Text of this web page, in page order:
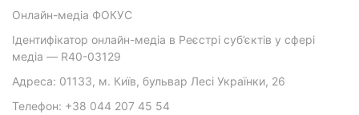
Онлайн-медіа ФОКУС
Ідентифікатор онлайн-медіа в Реєстрі суб’єктів у сфері
медіа — R40-03129
Адреса: 01133, м. Київ, бульвар Лесі Українки, 26
Телефон: +38 044 207 45 54